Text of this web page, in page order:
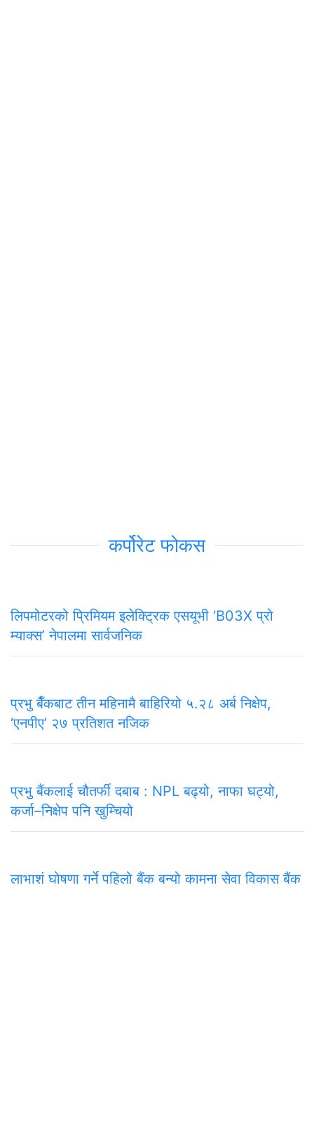
कर्पोरेट फोकस
लिपमोटरको प्रिमियम इलेक्ट्रिक एसयूभी ‘B03X प्रो
म्याक्स’ नेपालमा सार्वजनिक
प्रभु बैँकबाट तीन महिनामै बाहिरियो ५.२८ अर्ब निक्षेप,
‘एनपीए’ २७ प्रतिशत नजिक
प्रभु बैंकलाई चौतर्फी दबाब : NPL बढ्यो, नाफा घट्यो,
कर्जा–निक्षेप पनि खुम्चियो
लाभाशं घोषणा गर्ने पहिलो बैंक बन्यो कामना सेवा विकास बैंक